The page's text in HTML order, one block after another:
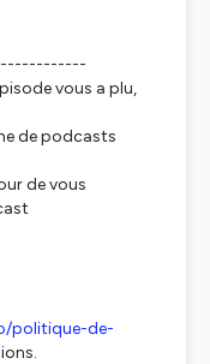
vous a plu,
de podcasts
de vous
politique-de-